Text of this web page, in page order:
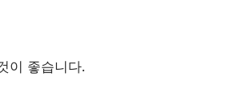
이 좋습니다.